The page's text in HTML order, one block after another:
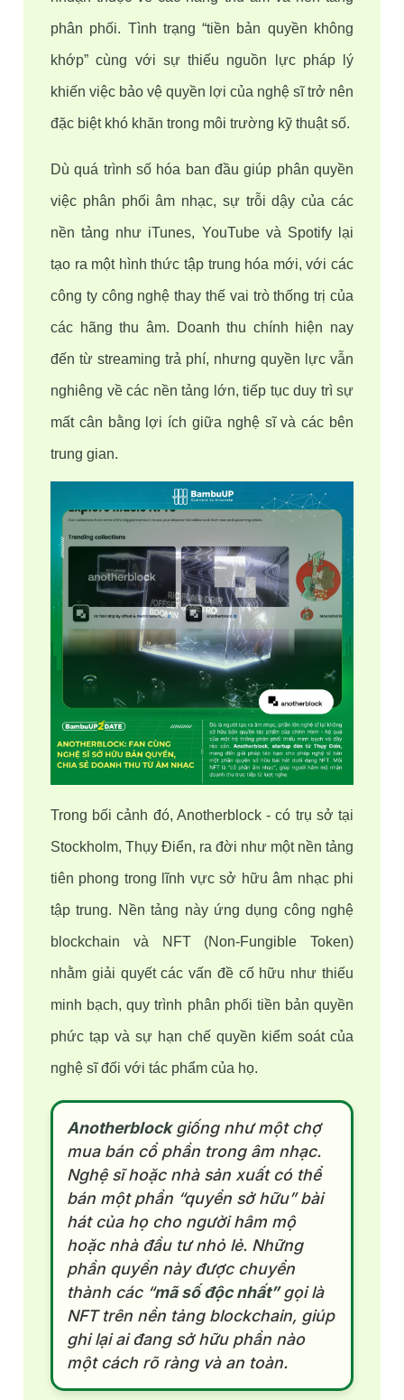
phân phối. Tình trạng “tiền bản quyền không
khớp” cùng với sự thiếu nguồn lực pháp lý
khiến việc bảo vệ quyền lợi của nghệ sĩ trở nên
đặc biệt khó khăn trong môi trường kỹ thuật số.
Dù quá trình số hóa ban đầu giúp phân quyền
việc phân phối âm nhạc, sự trỗi dậy của các
nền tảng như iTunes, YouTube và Spotify lại
tạo ra một hình thức tập trung hóa mới, với các
công ty công nghệ thay thế vai trò thống trị của
các hãng thu âm. Doanh thu chính hiện nay
đến từ streaming trả phí, nhưng quyền lực vẫn
nghiêng về các nền tảng lớn, tiếp tục duy trì sự
mất cân bằng lợi ích giữa nghệ sĩ và các bên
trung gian.
Trong bối cảnh đó, Anotherblock - có trụ sở tại
Stockholm, Thụy Điển, ra đời như một nền tảng
tiên phong trong lĩnh vực sở hữu âm nhạc phi
tập trung. Nền tảng này ứng dụng công nghệ
blockchain và NFT (Non-Fungible Token)
nhằm giải quyết các vấn đề cố hữu như thiếu
minh bạch, quy trình phân phối tiền bản quyền
phức tạp và sự hạn chế quyền kiểm soát của
nghệ sĩ đối với tác phẩm của họ.
Anotherblockgiống như một chợ
mua bán cổ phần trong âm nhạc.
Nghệ sĩ hoặc nhà sản xuất có thể
bán một phần “quyền sở hữu” bài
hát của họ cho người hâm mộ
hoặc nhà đầu tư nhỏ lẻ. Những
phần quyền này được chuyển
thành các “mã số độc nhất”gọi là
NFT trên nền tảng blockchain, giúp
ghi lại ai đang sở hữu phần nào
một cách rõ ràng và an toàn.